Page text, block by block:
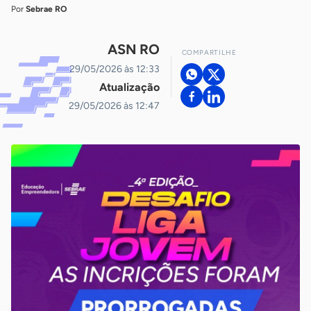
Por Sebrae RO
ASN RO
29/05/2026 às 12:33
Atualização
29/05/2026 às 12:47
COMPARTILHE